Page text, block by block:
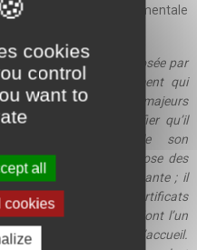
de santé mentale
être totalement imposée par
de l’établissement qui
reconnues aux majeurs
nécessaire de justifier qu’il
rendant impossible son
son état mental impose des
médicale constante ; il
de deux certificats
de quinze jours dont l’un
dans l’établissement d’accueil.
cookies
control
want to
all
cookies